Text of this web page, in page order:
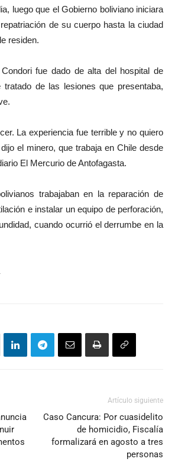
luego que el Gobierno boliviano iniciara
de su cuerpo hasta la ciudad
residen.
fue dado de alta del hospital de
tratado de las lesiones que presentaba,
La experiencia fue terrible y no quiero
el minero, que trabaja en Chile desde
El Mercurio de Antofagasta.
trabajaban en la reparación de
e instalar un equipo de perforación,
cuando ocurrió el derrumbe en la
Artículo siguiente
Caso Cancura: Por cuasidelito
de homicidio, Fiscalía
formalizará en agosto a tres
personas